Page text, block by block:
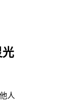
光
人